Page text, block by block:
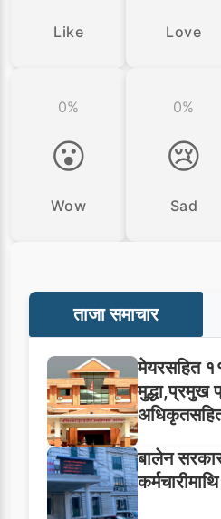
Like Love
0%
😮
Wow
0%
😢
Sad
ताजा समाचार
मेयरसहित
मुद्धा,प्रमुख
अधिकृतसहित
बालेन